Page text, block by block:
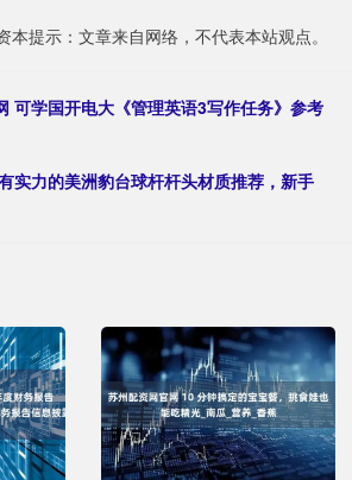
本提示：文章来自网络，不代表本站观点。
可学国开电大《管理英语3写作任务》参考
实力的美洲豹台球杆杆头材质推荐，新手